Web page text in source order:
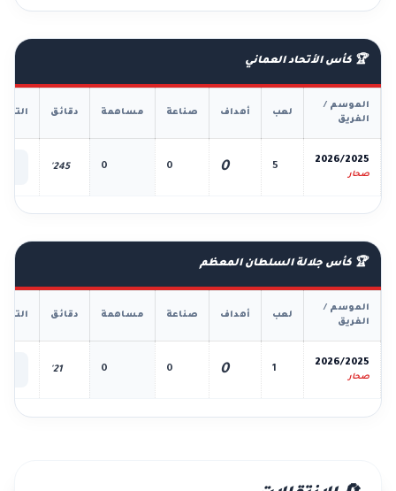
🏆 كأس الأتحاد العماني
الموسم /
الفريق
لعب أهداف صناعة مساهمة دقائق
2026/2025
صحار
5
0
0
0
245'
🏆 كأس جلالة السلطان المعظم
الموسم /
الفريق
لعب أهداف صناعة مساهمة دقائق
2026/2025
صحار
1
0
0
0
21'